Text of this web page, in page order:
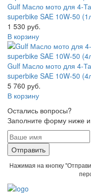
Gulf Масло мото для 4-
superbike SAE 10W-50
1 530 руб.
В корзину
Gulf Масло мото для 4-
superbike SAE 10W-50
5 760 руб.
В корзину
Остались вопросы?
Заполните форму ниже
Отправить
Нажимая на кнопку